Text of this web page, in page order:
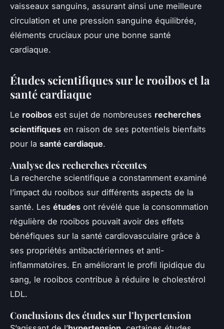
vaisseaux sanguins, assurant ainsi une meilleure
circulation et une pression sanguine équilibrée,
éléments cruciaux pour une bonne santé
cardiaque.
Études scientifiques sur le rooibos et la
santé cardiaque
Le rooibos est sujet de nombreuses recherches
scientifiques en raison de ses potentiels bienfaits
pour la santé cardiaque.
Analyse des recherches récentes
La recherche scientifique a constamment examiné
l’impact du rooibos sur différents aspects de la
santé. Les études ont révélé que la consommation
régulière de rooibos pouvait avoir des effets
bénéfiques sur la santé cardiovasculaire grâce à
ses propriétés antibactériennes et anti-
inflammatoires. En améliorant le profil lipidique du
sang, le rooibos contribue à réduire le cholestérol
LDL.
Conclusions des études sur l’hypertension